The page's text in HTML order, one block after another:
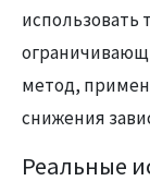
метод,
снижения
Реальные